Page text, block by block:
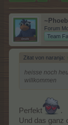
Forum
Team
Zitat von naranja: ↑
heisse noch
willkommen
Perfekt
.
Und das ganz